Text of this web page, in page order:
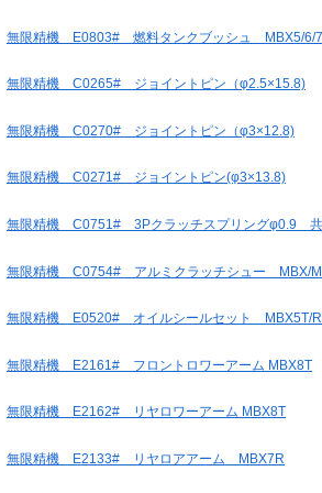
無限精機 E0803# 燃料タンクブッシュ MBX5/6/
無限精機 C0265# ジョイントピン（φ2.5×15.8)
無限精機 C0270# ジョイントピン（φ3×12.8)
無限精機 C0271# ジョイントピン(φ3×13.8)
無限精機 C0751# 3Pクラッチスプリングφ0.9 共
無限精機 C0754# アルミクラッチシュー MBX/
無限精機 E0520# オイルシールセット MBX5T/
無限精機 E2161# フロントロワーアーム MBX8T
無限精機 E2162# リヤロワーアーム MBX8T
無限精機 E2133# リヤロアアーム MBX7R